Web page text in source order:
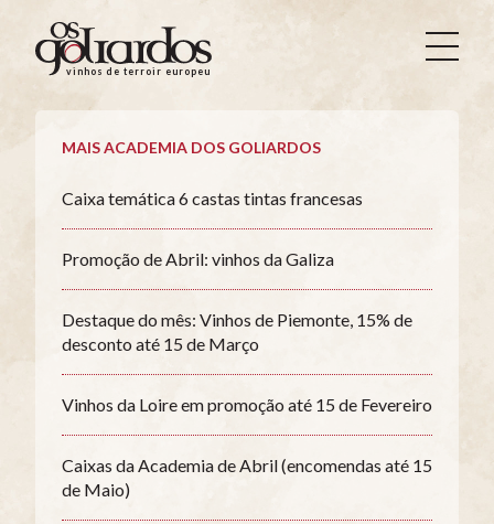
Os
Goliardos
Vinhos
Terroir
vinhos de terroir europeus
MAIS ACADEMIA DOS GOLIARDOS
Caixa temática 6 castas tintas francesas
Promoção de Abril: vinhos da Galiza
Destaque do mês: Vinhos de Piemonte, 15% de
desconto até 15 de Março
Vinhos da Loire em promoção até 15 de Fevereiro
Caixas da Academia de Abril (encomendas até 15
de Maio)